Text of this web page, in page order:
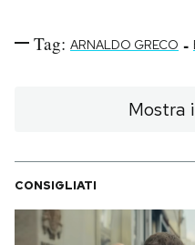
Tag: ARNALDO GRECO -
Mostra
CONSIGLIATI